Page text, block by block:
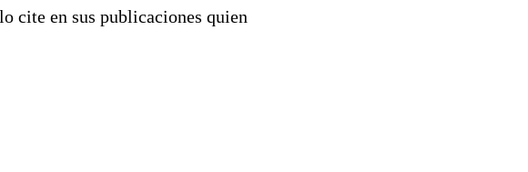
cite en sus publicaciones quien